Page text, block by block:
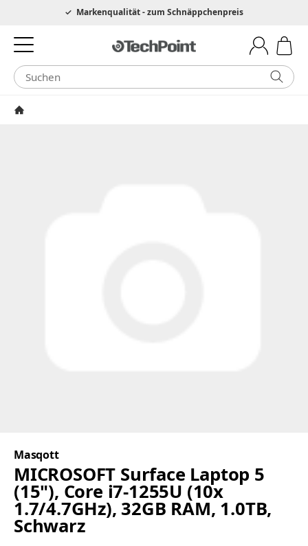
Hotline 0049 6205 3079975Markenqualität - zum Schnäppchenpreis
Masqott
MICROSOFT Surface Laptop 5
(15"), Core i7-1255U (10x
1.7/4.7GHz), 32GB RAM, 1.0TB,
Schwarz